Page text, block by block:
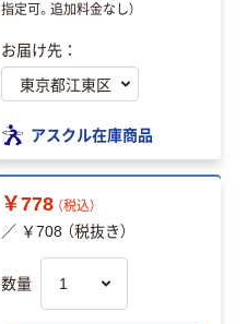
指定可。追加料金なし）
お届け先：
アスクル在庫商品
￥778 （税込）
／ ￥708 （税抜き）
数量